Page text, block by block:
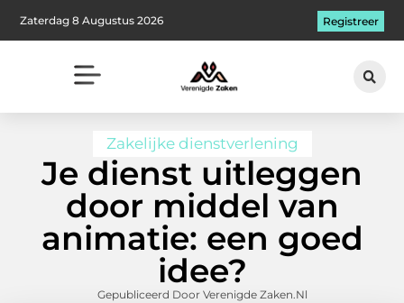
Zaterdag 8 Augustus 2026 Registreer
Zakelijke dienstverlening
Je dienst uitleggen
door middel van
animatie: een goed
idee?
Gepubliceerd Door Verenigde Zaken.nl